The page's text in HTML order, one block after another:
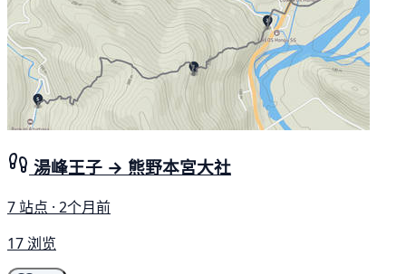
湯峰王子 → 熊野本宮大社
7 站点 · 2个月前
17 浏览